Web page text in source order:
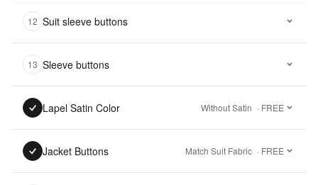
12 Suit sleeve buttons
13 Sleeve buttons
Lapel Satin Color Without Satin · FREE
Jacket Buttons Match Suit Fabric · FREE